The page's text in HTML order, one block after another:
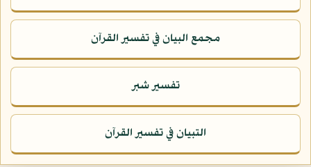
مجمع البيان في تفسير القرآن
تفسير شبر
التبيان في تفسير القرآن